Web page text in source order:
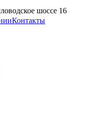
шоссе 16
Контакты